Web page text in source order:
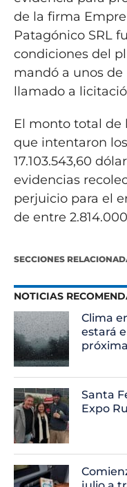
de la firma
Patagónico SRL
condiciones del
mandó a unos
llamado a
El monto total de
que intentaron
17.103.543,60
evidencias
perjuicio para el
de entre
SECCIONES
NOTICIAS
Clima
estará
Santa
Expo